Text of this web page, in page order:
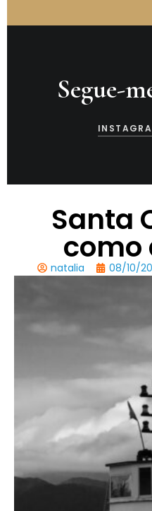
Segue-
Santa
como
natalia 08/10/